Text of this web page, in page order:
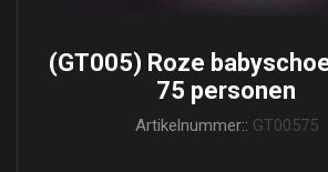
(GT005) Roze
75 personen
Artikelnummer:: GT00575